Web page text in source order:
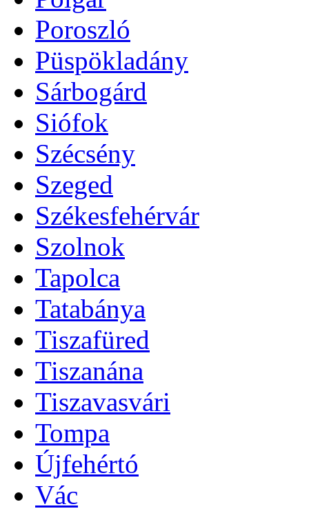
Poroszló
Püspökladány
Sárbogárd
Siófok
Szécsény
Szeged
Székesfehérvár
Szolnok
Tapolca
Tatabánya
Tiszafüred
Tiszanána
Tiszavasvári
Tompa
Újfehértó
Vác